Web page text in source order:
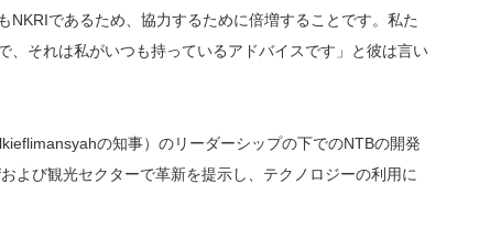
NKRIであるため、協力するために倍増することです。私た
、それは私がいつも持っているアドバイスです」と彼は言い
の知事）のリーダーシップの下でのNTBの開発
よび観光セクターで革新を提示し、テクノロジーの利用に